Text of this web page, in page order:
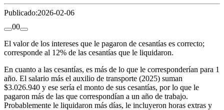
Publicado:2026-02-06
00
El valor de los intereses que le pagaron de cesantías es correcto;
corresponde al 12% de las cesantías que le liquidaron.
En cuanto a las cesantías, es más de lo que le corresponderían para 1
año. El salario más el auxilio de transporte (2025) suman
$3.026.940 y ese sería el monto de sus cesantías, por lo que le
pagaron más de las que correspondían a un año de trabajo.
Probablemente le liquidaron más días, le incluyeron horas extras y